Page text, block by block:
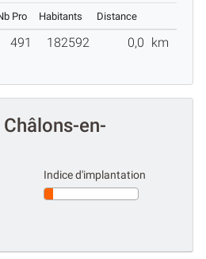
Pro Habitants Distance
491 182592 0,0 km
en-
Indice d'implantation